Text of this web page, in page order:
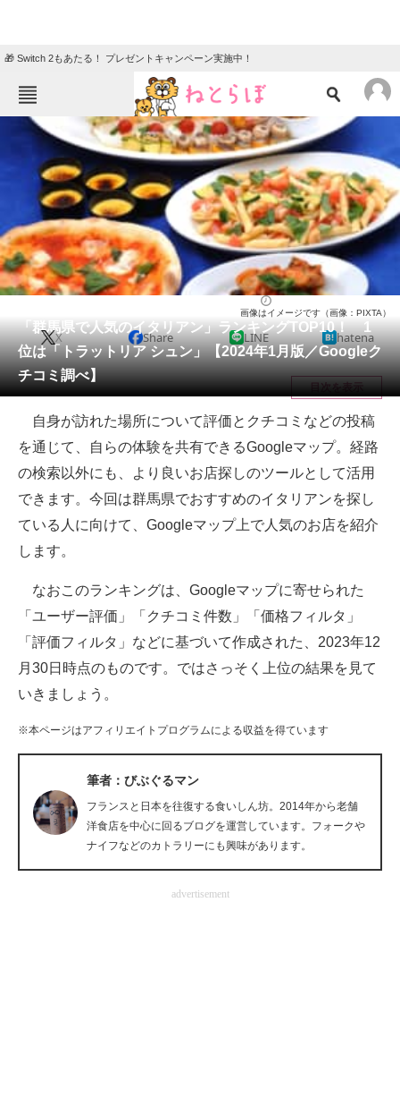
🎁 Switch 2もあたる！ プレゼントキャンペーン実施中！
ねとらぼメニュー
ニュース
エンタメ クイズ
グルメ 地域
住まい 教育・育児
動物 リサーチ
会員記事
メディア
注目記事を集めた総合ページ
ITの今と未来を見通す
スマホと通信の最新トレンド
進化するPCとデバイスの未来
好きが集まる 比べて選べる
ビジネスと働き方のヒント
企業ITのトレンドを詳説
ITエンジニア向け専門サイト
企業向けIT製品の総合サイト
製造業のIT導入・活用を支援
「群馬県で人気のイタリアン」ランキングTOP10！ 1
位は「トラットリア シュン」【2024年1月版／Googleク
チコミ調べ】
画像はイメージです（画像：PIXTA）
X Share LINE hatena
目次を表示
自身が訪れた場所について評価とクチコミなどの投稿
を通じて、自らの体験を共有できるGoogleマップ。経路
の検索以外にも、より良いお店探しのツールとして活用
できます。今回は群馬県でおすすめのイタリアンを探し
ている人に向けて、Googleマップ上で人気のお店を紹介
します。
なおこのランキングは、Googleマップに寄せられた
「ユーザー評価」「クチコミ件数」「価格フィルタ」
「評価フィルタ」などに基づいて作成された、2023年12
月30日時点のものです。ではさっそく上位の結果を見て
いきましょう。
※本ページはアフィリエイトプログラムによる収益を得ています
筆者：びぶぐるマン
フランスと日本を往復する食いしん坊。2014年から老舗
洋食店を中心に回るブログを運営しています。フォークや
ナイフなどのカトラリーにも興味があります。
advertisement